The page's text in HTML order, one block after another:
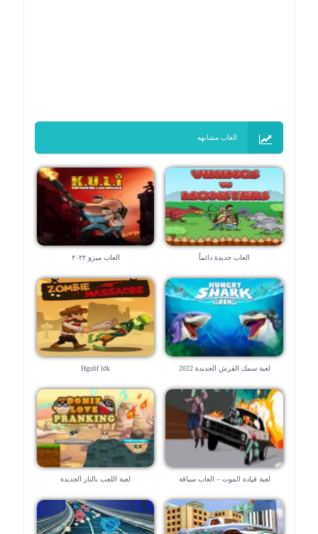
العاب مشابهه
العاب جديدة دائماً العاب ميزو ٢٠٢٢
لعبة سمك القرش الجديدة 2022 Hguhf ldk
لعبة قيادة الموت – العاب سياقة لعبة اللعب بالنار الجديدة